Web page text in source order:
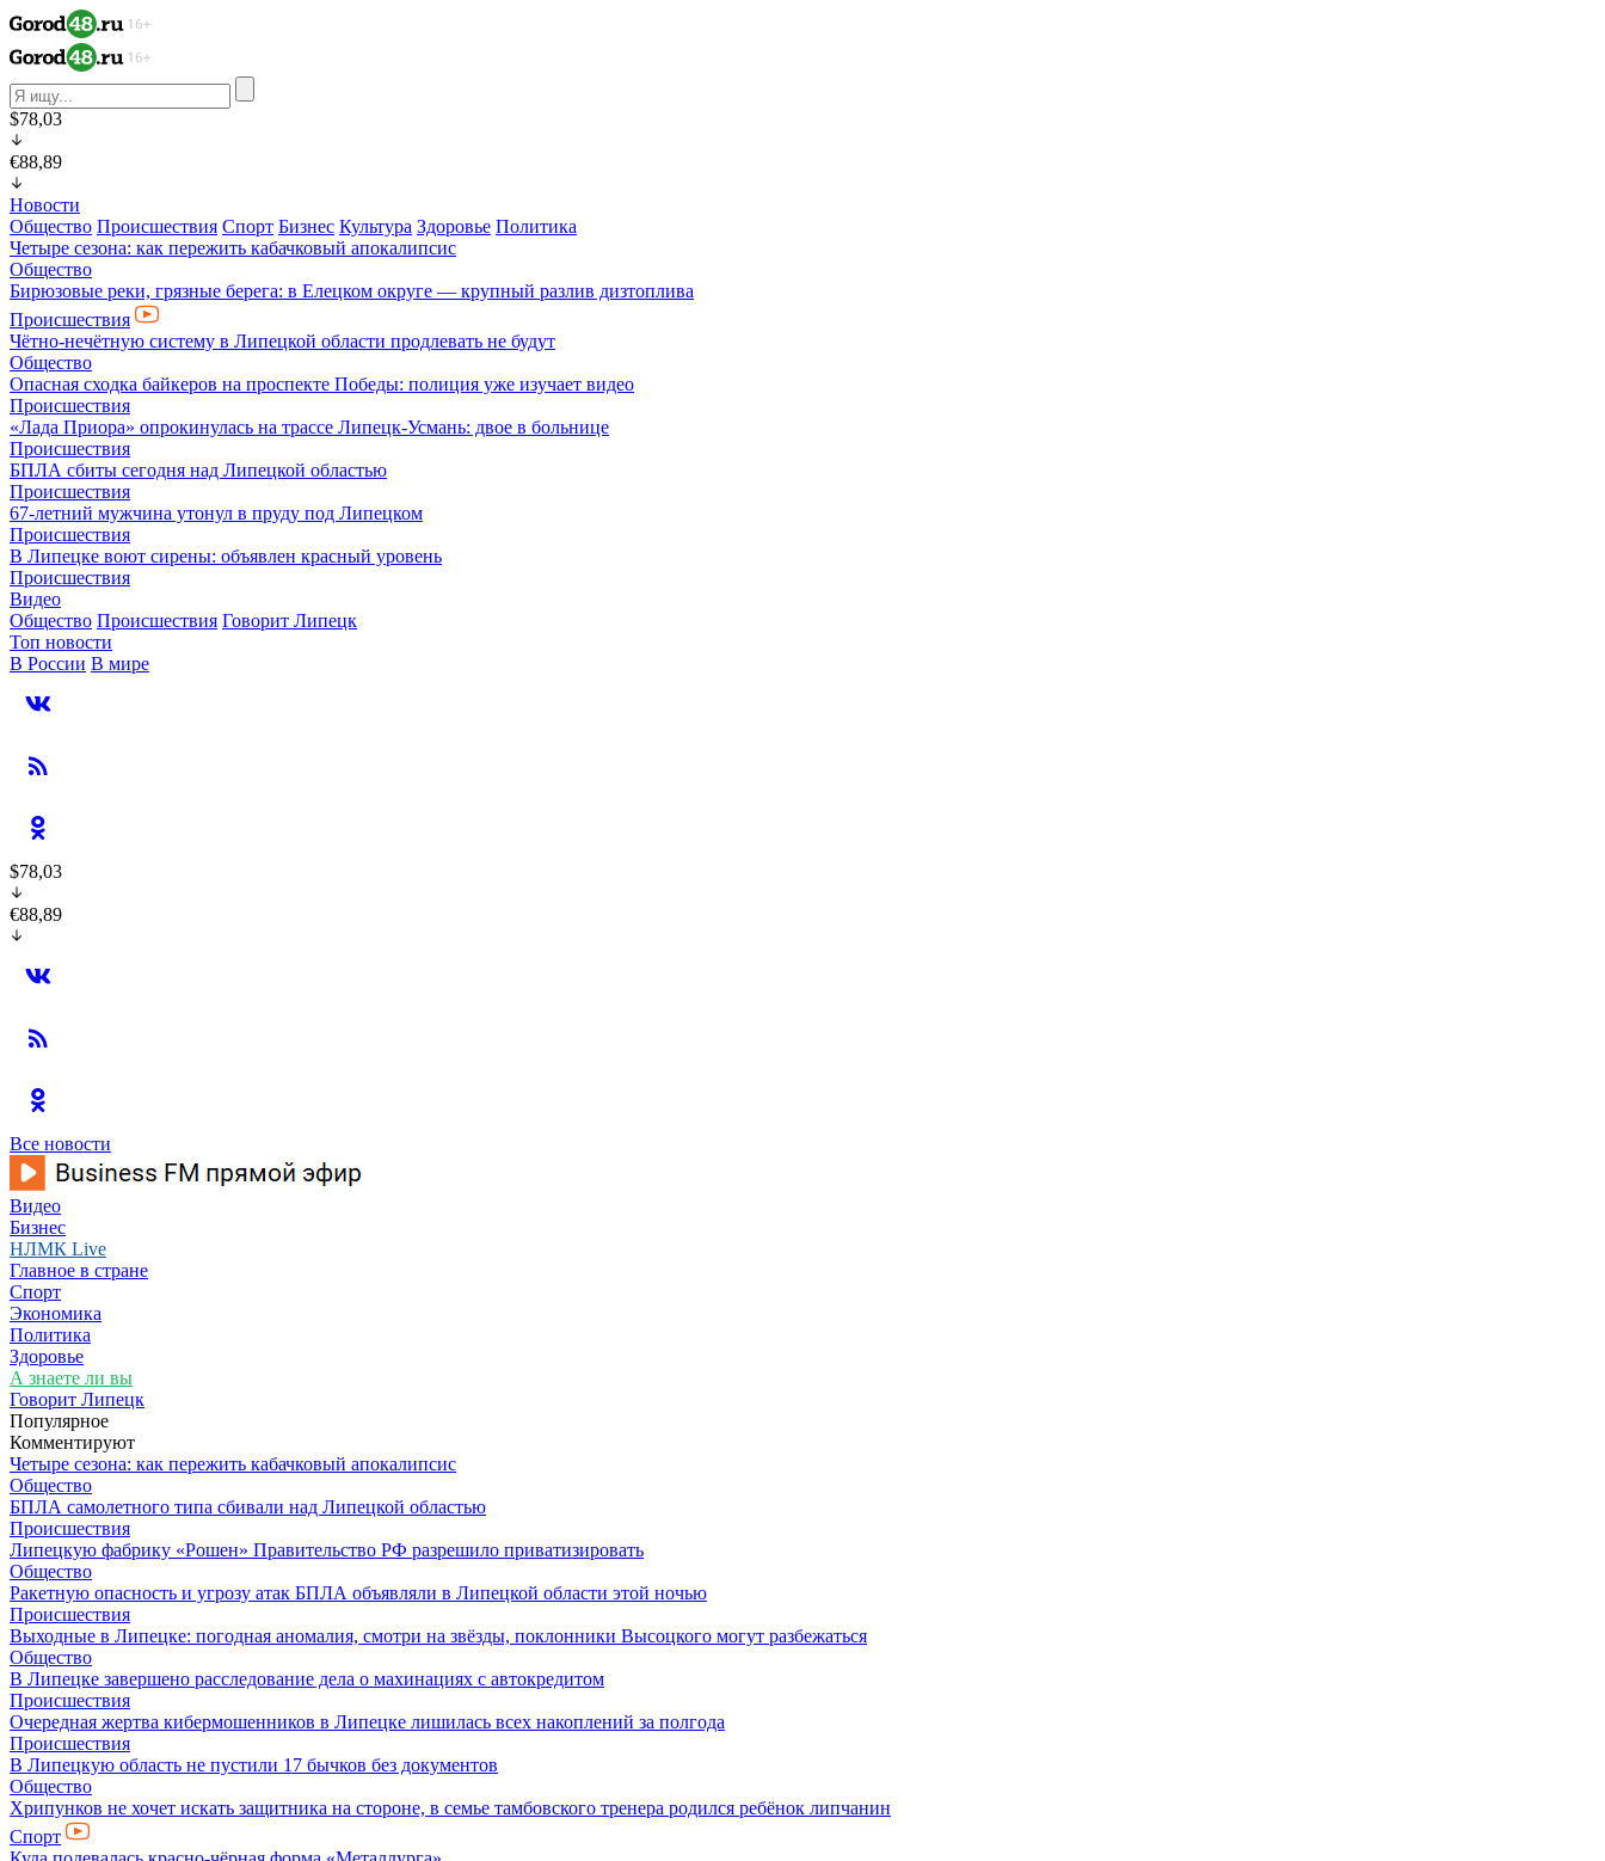
$78,03
€88,89
Новости
Общество Происшествия Спорт Бизнес Культура Здоровье Политика
Четыре сезона: как пережить кабачковый апокалипсис
Общество
Бирюзовые реки, грязные берега: в Елецком округе — крупный разлив дизтоплива
Происшествия
Чётно-нечётную систему в Липецкой области продлевать не будут
Общество
Опасная сходка байкеров на проспекте Победы: полиция уже изучает видео
Происшествия
«Лада Приора» опрокинулась на трассе Липецк-Усмань: двое в больнице
Происшествия
БПЛА сбиты сегодня над Липецкой областью
Происшествия
67-летний мужчина утонул в пруду под Липецком
Происшествия
В Липецке воют сирены: объявлен красный уровень
Происшествия
Видео
Общество Происшествия Говорит Липецк
Топ новости
В России В мире
$78,03
€88,89
Все новости
Видео
Бизнес
НЛМК Live
Главное в стране
Спорт
Экономика
Политика
Здоровье
А знаете ли вы
Говорит Липецк
Популярное
Комментируют
Четыре сезона: как пережить кабачковый апокалипсис
Общество
БПЛА самолетного типа сбивали над Липецкой областью
Происшествия
Липецкую фабрику «Рошен» Правительство РФ разрешило приватизировать
Общество
Ракетную опасность и угрозу атак БПЛА объявляли в Липецкой области этой ночью
Происшествия
Выходные в Липецке: погодная аномалия, смотри на звёзды, поклонники Высоцкого могут разбежаться
Общество
В Липецке завершено расследование дела о махинациях с автокредитом
Происшествия
Очередная жертва кибермошенников в Липецке лишилась всех накоплений за полгода
Происшествия
В Липецкую область не пустили 17 бычков без документов
Общество
Хрипунков не хочет искать защитника на стороне, в семье тамбовского тренера родился ребёнок липчанин
Спорт